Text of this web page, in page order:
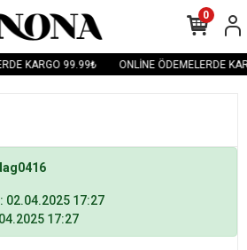
KARGO 99.99₺ ONLİNE ÖDEMELERDE
0
02.04.2025 17:27
17:27